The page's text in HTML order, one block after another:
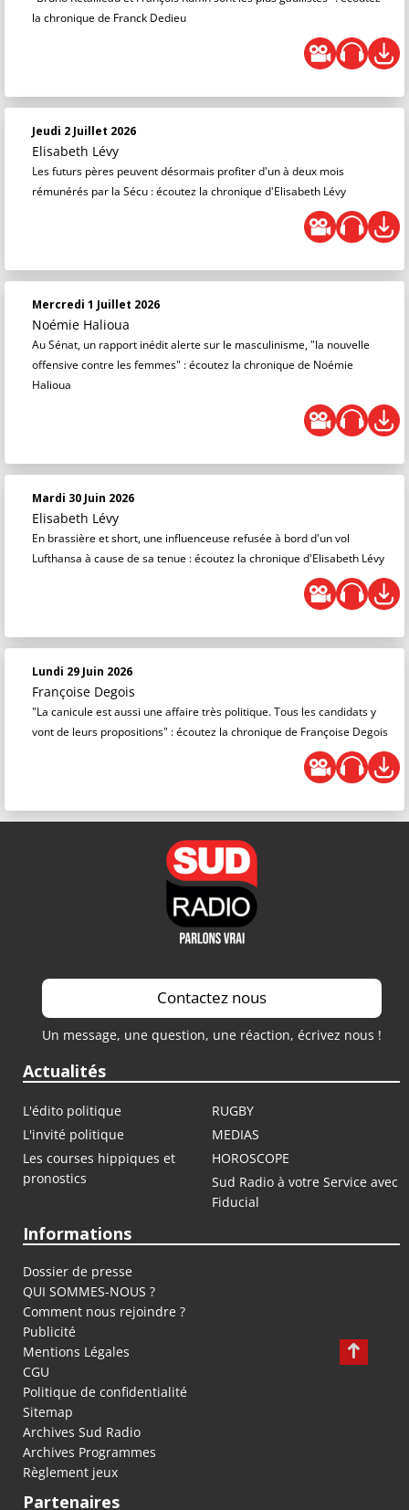
la chronique de Franck Dedieu
Jeudi 2 Juillet 2026
Elisabeth Lévy
Les futurs pères peuvent désormais profiter d'un à deux mois
rémunérés par la Sécu : écoutez la chronique d'Elisabeth Lévy
Mercredi 1 Juillet 2026
Noémie Halioua
Au Sénat, un rapport inédit alerte sur le masculinisme, "la nouvelle
offensive contre les femmes" : écoutez la chronique de Noémie
Halioua
Mardi 30 Juin 2026
Elisabeth Lévy
En brassière et short, une influenceuse refusée à bord d'un vol
Lufthansa à cause de sa tenue : écoutez la chronique d'Elisabeth Lévy
Lundi 29 Juin 2026
Françoise Degois
"La canicule est aussi une affaire très politique. Tous les candidats y
vont de leurs propositions" : écoutez la chronique de Françoise Degois
Contactez nous
Un message, une question, une réaction, écrivez nous !
Actualités
L'édito politique
RUGBY
L'invité politique
MEDIAS
Les courses hippiques et
pronostics
HOROSCOPE
Sud Radio à votre Service avec
Fiducial
Informations
Dossier de presse
QUI SOMMES-NOUS ?
Comment nous rejoindre ?
Publicité
Mentions Légales
CGU
Politique de confidentialité
Sitemap
Archives Sud Radio
Archives Programmes
Règlement jeux
Partenaires